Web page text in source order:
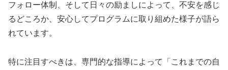
フォロー体制、そして日々の励ましによって、不安を感じ
るどころか、安心してプログラムに取り組めた様子が語ら
れています。
特に注目すべきは、専門的な指導によって「これまでの自